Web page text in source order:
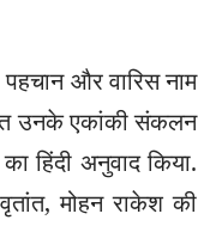
और वारिस नाम
उनके एकांकी संकलन
हिंदी अनुवाद किया.
मोहन राकेश की